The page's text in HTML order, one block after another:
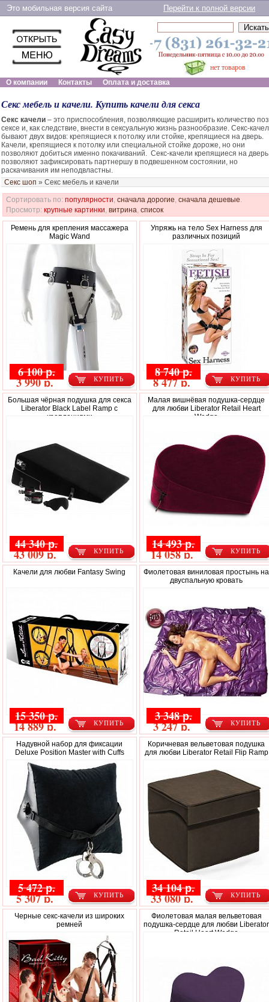
Это мобильная версия сайта Перейти к полной версии
нет товаров
О компании
Контакты Оплата и доставка
Секс мебель и качели. Купить качели для секса
Секс качели – это приспособления, позволяющие расширить количество
сексе и, как следствие, внести в сексуальную жизнь разнообразие. Секс-
бывают двух видов: крепящиеся к потолку или стойке, крепящиеся на дверь.
Качели, крепящиеся к потолку или специальной стойке дороже, но они
позволяют добиться именно покачиваний. Секс-качели крепящиеся на дверь
позволяют зафиксировать партнершу в подвешенном состоянии, но
раскачивания им неподвластны.
Секс шоп » Секс мебель и качели
Сортировать по: популярности, сначала дорогие, сначала дешевые.
Просмотр: крупные картинки, витрина, список
Ремень для крепления массажера
Magic Wand
КУПИТЬ
6 100 р.
3 990 р.
Упряжь на тело Sex Harness для
различных позиций
КУПИТЬ
8 740 р.
8 477 р.
Большая чёрная подушка для секса
Liberator Black Label Ramp с
креплениями
КУПИТЬ
44 340 р.
43 009 р.
Малая вишнёвая подушка-сердце
для любви Liberator Retail Heart
Wedge
КУПИТЬ
14 493 р.
14 058 р.
Качели для любви Fantasy Swing
КУПИТЬ
15 350 р.
14 889 р.
Фиолетовая виниловая простынь на
двуспальную кровать
КУПИТЬ
3 348 р.
3 247 р.
Надувной набор для фиксации
Deluxe Position Master with Cuffs
КУПИТЬ
5 472 р.
5 307 р.
Коричневая вельветовая подушка
для любви Liberator Retail Flip Ramp
КУПИТЬ
34 104 р.
33 080 р.
Черные секс-качели из широких
ремней
Фиолетовая малая вельветовая
подушка-сердце для любви Liberator
Retail Heart Wedge